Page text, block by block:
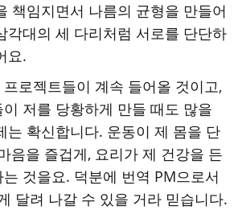
책임지면서 나름의 균형을 만들어
각대의 세 다리처럼 서로를 단단하
요.
로젝트들이 계속 들어올 것이고,
저를 당황하게 만들 때도 많을
는 확신합니다. 운동이 제 몸을 단
음을 즐겁게, 요리가 제 건강을 든
것을요. 덕분에 번역 PM으로서
달려 나갈 수 있을 거라 믿습니다.